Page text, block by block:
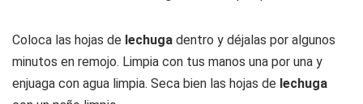
Coloca las hojas de lechuga dentro y déjalas por algunos
minutos en remojo. Limpia con tus manos una por una y
enjuaga con agua limpia. Seca bien las hojas de lechuga